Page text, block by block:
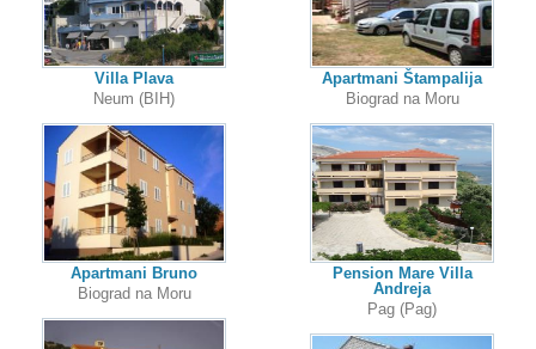
Villa Plava
Neum (BIH)
Apartmani Bruno
Biograd na Moru
Apartmani Štampalija
Biograd na Moru
Pension Mare Villa
Andreja
Pag (Pag)